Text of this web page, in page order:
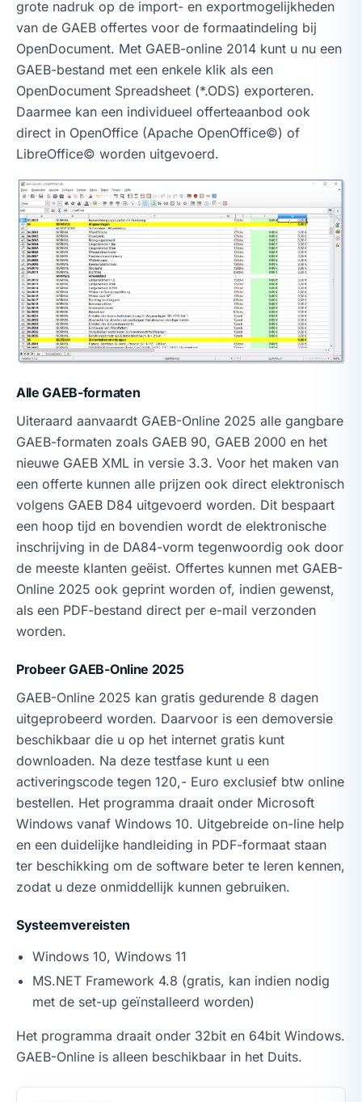
grote nadruk op de import- en exportmogelijkheden
van de GAEB offertes voor de formaatindeling bij
OpenDocument. Met GAEB-online 2014 kunt u nu een
GAEB-bestand met een enkele klik als een
OpenDocument Spreadsheet (*.ODS) exporteren.
Daarmee kan een individueel offerteaanbod ook
direct in OpenOffice (Apache OpenOffice©) of
LibreOffice© worden uitgevoerd.
Alle GAEB-formaten
Uiteraard aanvaardt GAEB-Online 2025 alle gangbare
GAEB-formaten zoals GAEB 90, GAEB 2000 en het
nieuwe GAEB XML in versie 3.3. Voor het maken van
een offerte kunnen alle prijzen ook direct elektronisch
volgens GAEB D84 uitgevoerd worden. Dit bespaart
een hoop tijd en bovendien wordt de elektronische
inschrijving in de DA84-vorm tegenwoordig ook door
de meeste klanten geëist. Offertes kunnen met GAEB-
Online 2025 ook geprint worden of, indien gewenst,
als een PDF-bestand direct per e-mail verzonden
worden.
Probeer GAEB-Online 2025
GAEB-Online 2025 kan gratis gedurende 8 dagen
uitgeprobeerd worden. Daarvoor is een demoversie
beschikbaar die u op het internet gratis kunt
downloaden. Na deze testfase kunt u een
activeringscode tegen 120,- Euro exclusief btw online
bestellen. Het programma draait onder Microsoft
Windows vanaf Windows 10. Uitgebreide on-line help
en een duidelijke handleiding in PDF-formaat staan
ter beschikking om de software beter te leren kennen,
zodat u deze onmiddellijk kunnen gebruiken.
Systeemvereisten
Windows 10, Windows 11
MS.NET Framework 4.8 (gratis, kan indien nodig
met de set-up geïnstalleerd worden)
Het programma draait onder 32bit en 64bit Windows.
GAEB-Online is alleen beschikbaar in het Duits.